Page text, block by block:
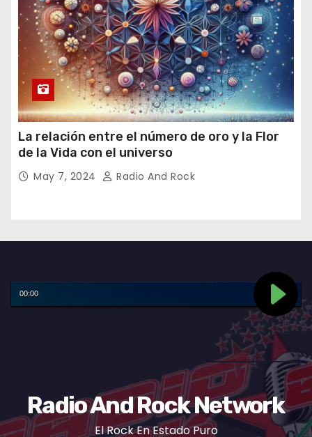
La relación entre el número de oro y la Flor
de la Vida con el universo
May 7, 2024 Radio And Rock
Radio And Rock Network
El Rock En Estado Puro